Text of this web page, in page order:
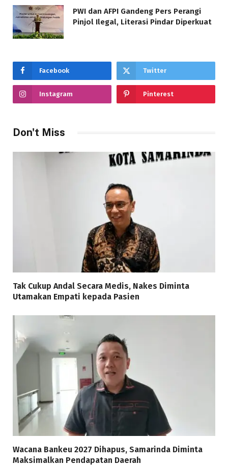
PWI dan AFPI Gandeng Pers Perangi
Pinjol Ilegal, Literasi Pindar Diperkuat
Facebook Twitter
Instagram Pinterest
Don't Miss
Tak Cukup Andal Secara Medis, Nakes Diminta
Utamakan Empati kepada Pasien
Wacana Bankeu 2027 Dihapus, Samarinda Diminta
Maksimalkan Pendapatan Daerah